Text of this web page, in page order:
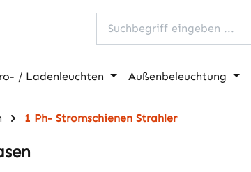
/ Ladenleuchten Außenbeleuchtung
1 Ph- Stromschienen Strahler